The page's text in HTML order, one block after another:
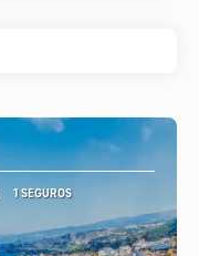
1 SEGUROS